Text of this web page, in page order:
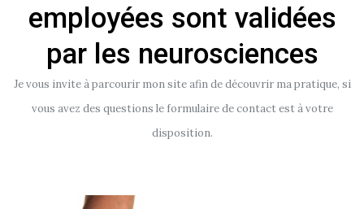
employées sont validées
par les neurosciences
Je vous invite à parcourir mon site afin de découvrir ma pratique, si
vous avez des questions le formulaire de contact est à votre
disposition.